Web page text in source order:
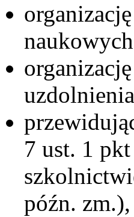
7 ust. 1
późn.